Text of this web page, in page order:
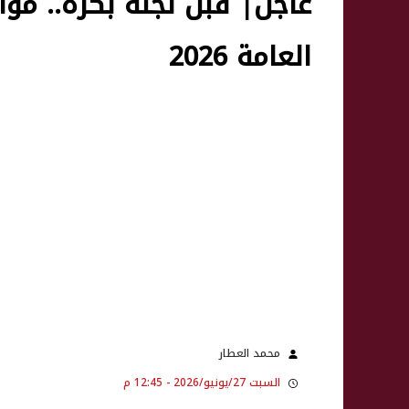
العامة 2026
محمد العطار
السبت 27/يونيو/2026 - 12:45 م